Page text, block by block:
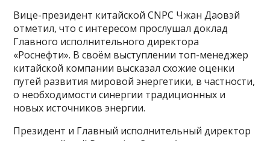
Вице-президент китайской CNPC Чжан Даовэй
отметил, что с интересом прослушал доклад
Главного исполнительного директора
«Роснефти». В своём выступлении топ-менеджер
китайской компании высказал схожие оценки
путей развития мировой энергетики, в частности,
о необходимости синергии традиционных и
новых источников энергии.
Президент и Главный исполнительный директор